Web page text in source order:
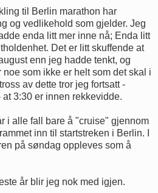
til Berlin marathon har
og vedlikehold som gjelder. Jeg
enda litt mer inne nå; Enda litt
Det er litt skuffende at
enn jeg hadde tenkt, og
som ikke er helt som det skal i
av dette tror jeg fortsatt -
3:30 er innen rekkevidde.
i alle fall bare å "cruise" gjennom
inn til startstreken i Berlin. I
på søndag oppleves som å
år blir jeg nok med igjen.